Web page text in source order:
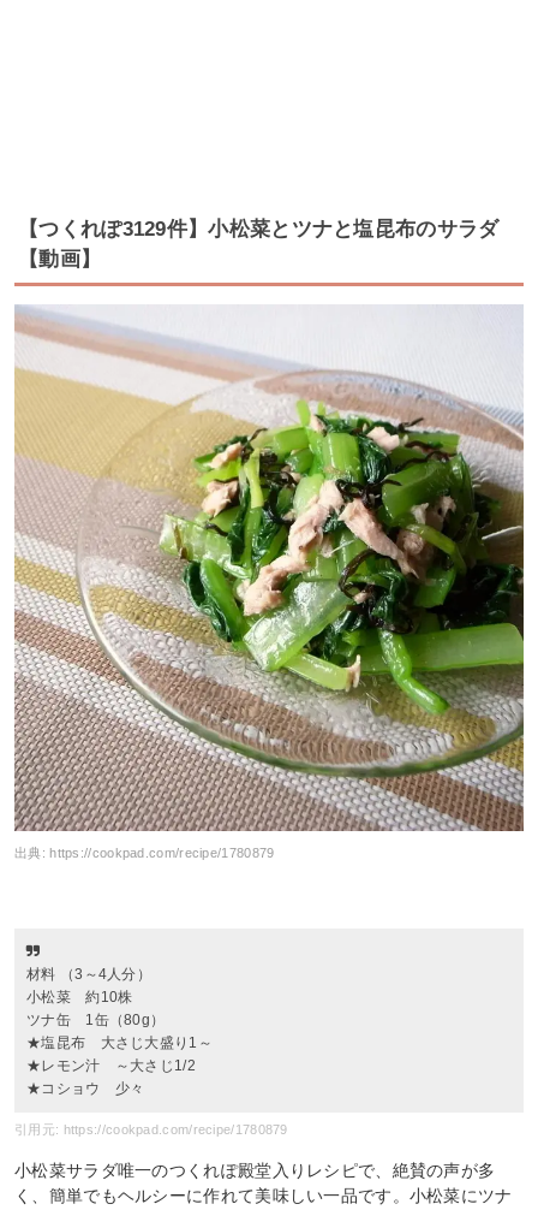
【つくれぽ3129件】小松菜とツナと塩昆布のサラダ
【動画】
出典: https://cookpad.com/recipe/1780879
材料 （3～4人分）
小松菜 約10株
ツナ缶 1缶（80g）
★塩昆布 大さじ大盛り1～
★レモン汁 ～大さじ1/2
★コショウ 少々
引用元: https://cookpad.com/recipe/1780879
小松菜サラダ唯一のつくれぽ殿堂入りレシピで、絶賛の声が多
く、簡単でもヘルシーに作れて美味しい一品です。小松菜にツナ